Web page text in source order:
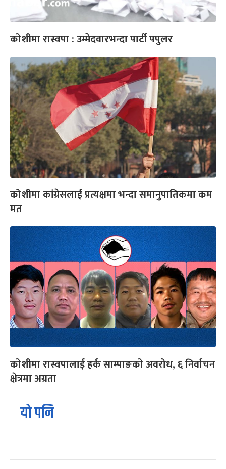
कोशीमा रास्वपा : उम्मेदवारभन्दा पार्टी पपुलर
कोशीमा कांग्रेसलाई प्रत्यक्षमा भन्दा समानुपातिकमा कम
मत
कोशीमा रास्वपालाई हर्क साम्पाङको अवरोध, ६ निर्वाचन
क्षेत्रमा अग्रता
यो पनि